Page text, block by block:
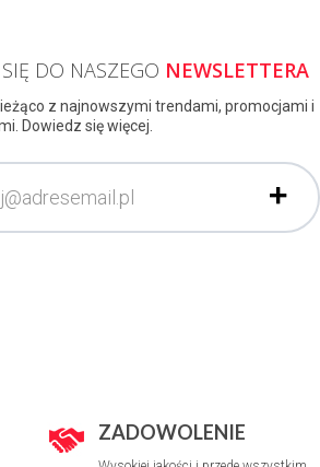
DO NASZEGO NEWSLETTERA
z najnowszymi trendami, promocjami i
Dowiedz się więcej.
ZADOWOLENIE